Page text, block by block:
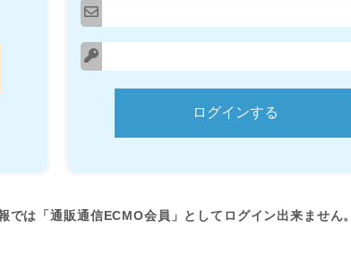
は「通販通信ECMO会員」としてログイン出来ません。